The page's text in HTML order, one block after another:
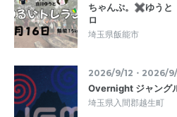
ちゃんぷ。✖ゆう
ロ
埼玉県飯能市
2026/9/12・2026/9/
Overnight ジャング
埼玉県入間郡越生町